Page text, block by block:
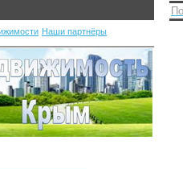
Наши партнёры